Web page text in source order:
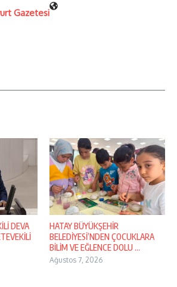
Gazetesi
DEVA
HATAY BÜYÜKŞEHİR
BELEDİYESİ’NDEN ÇOCUKLARA
BİLİM VE EĞLENCE DOLU ...
Ağustos 7, 2026